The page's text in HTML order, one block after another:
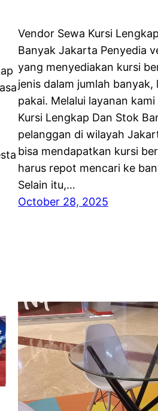
Vendor Sewa Kursi
Banyak Jakarta Penyedia
yang menyediakan kursi
jenis dalam jumlah banyak,
pakai. Melalui layanan
Kursi Lengkap Dan Stok
pelanggan di wilayah
bisa mendapatkan kursi
harus repot mencari ke
Selain itu,…
October 28, 2025